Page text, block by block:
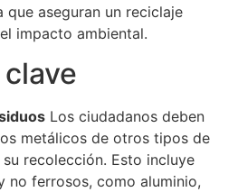
que aseguran un reciclaje
impacto ambiental.
Los ciudadanos deben
metálicos de otros tipos de
recolección. Esto incluye
no ferrosos, como aluminio,